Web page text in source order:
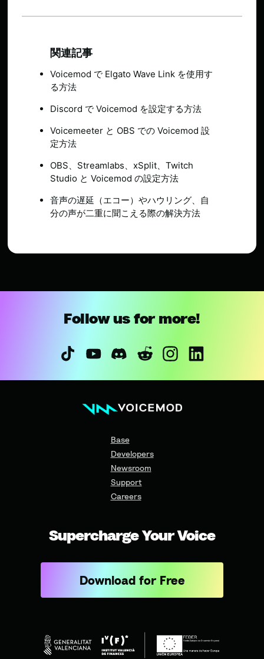
関連記事
Voicemod で Elgato Wave Link を使用す
る方法
Discord で Voicemod を設定する方法
Voicemeeter と OBS での Voicemod 設
定方法
OBS、Streamlabs、xSplit、Twitch
Studio と Voicemod の設定方法
音声の遅延（エコー）やハウリング、自
分の声が二重に聞こえる際の解決方法
Follow us for more!
Base
Developers
Newsroom
Support
Careers
Supercharge Your Voice
Download for Free